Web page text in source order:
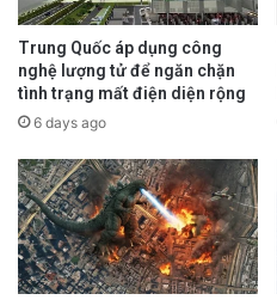
Trung Quốc áp dụng công
nghệ lượng tử để ngăn chặn
tình trạng mất điện diện rộng
6 days ago